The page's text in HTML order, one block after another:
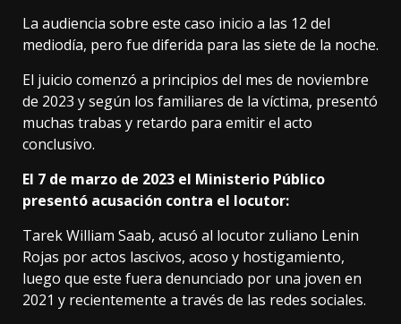
La audiencia sobre este caso inicio a las 12 del
mediodía, pero fue diferida para las siete de la noche.
El juicio comenzó a principios del mes de noviembre
de 2023 y según los familiares de la víctima, presentó
muchas trabas y retardo para emitir el acto
conclusivo.
El 7 de marzo de 2023 el Ministerio Público
presentó acusación contra el locutor:
Tarek William Saab, acusó al locutor zuliano Lenin
Rojas por actos lascivos, acoso y hostigamiento,
luego que este fuera denunciado por una joven en
2021 y recientemente a través de las redes sociales.